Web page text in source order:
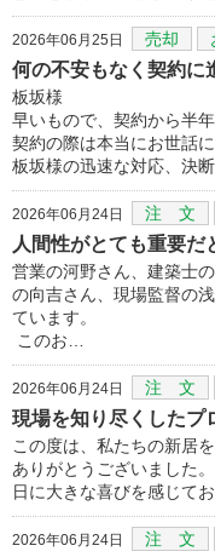
2026年06月25日 売却
何の不安もなく契約に
板坂様
早いもので、契約から半
契約の際は本当にお世話に
板坂様の迅速な対応、決
2026年06月24日 注 文
人間性がとても重要だ
営業の河野さん、建築士
の向吉さん、現場監督の
ています。
このお…
2026年06月24日 注 文
現場を知り尽くしたプ
この度は、私たちの新居
ありがとうございました
日に大きな喜びを感じて
2026年06月24日 注 文